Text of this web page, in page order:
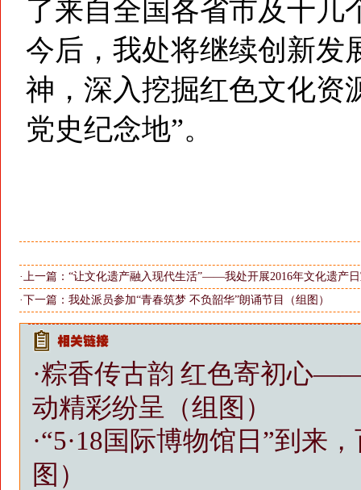
了来自全国各省市及十几
今后，我处将继续创新发
神，深入挖掘红色文化
党史纪念地”。
·上一篇： “让文化遗产融入现代生活”——我处开展2016年文化遗产
·下一篇： 我处派员参加“青春筑梦 不负韶华”朗诵节目（组图）
·粽香传古韵 红色寄初心
动精彩纷呈（组图）
·“5·18国际博物馆日”到来
图）